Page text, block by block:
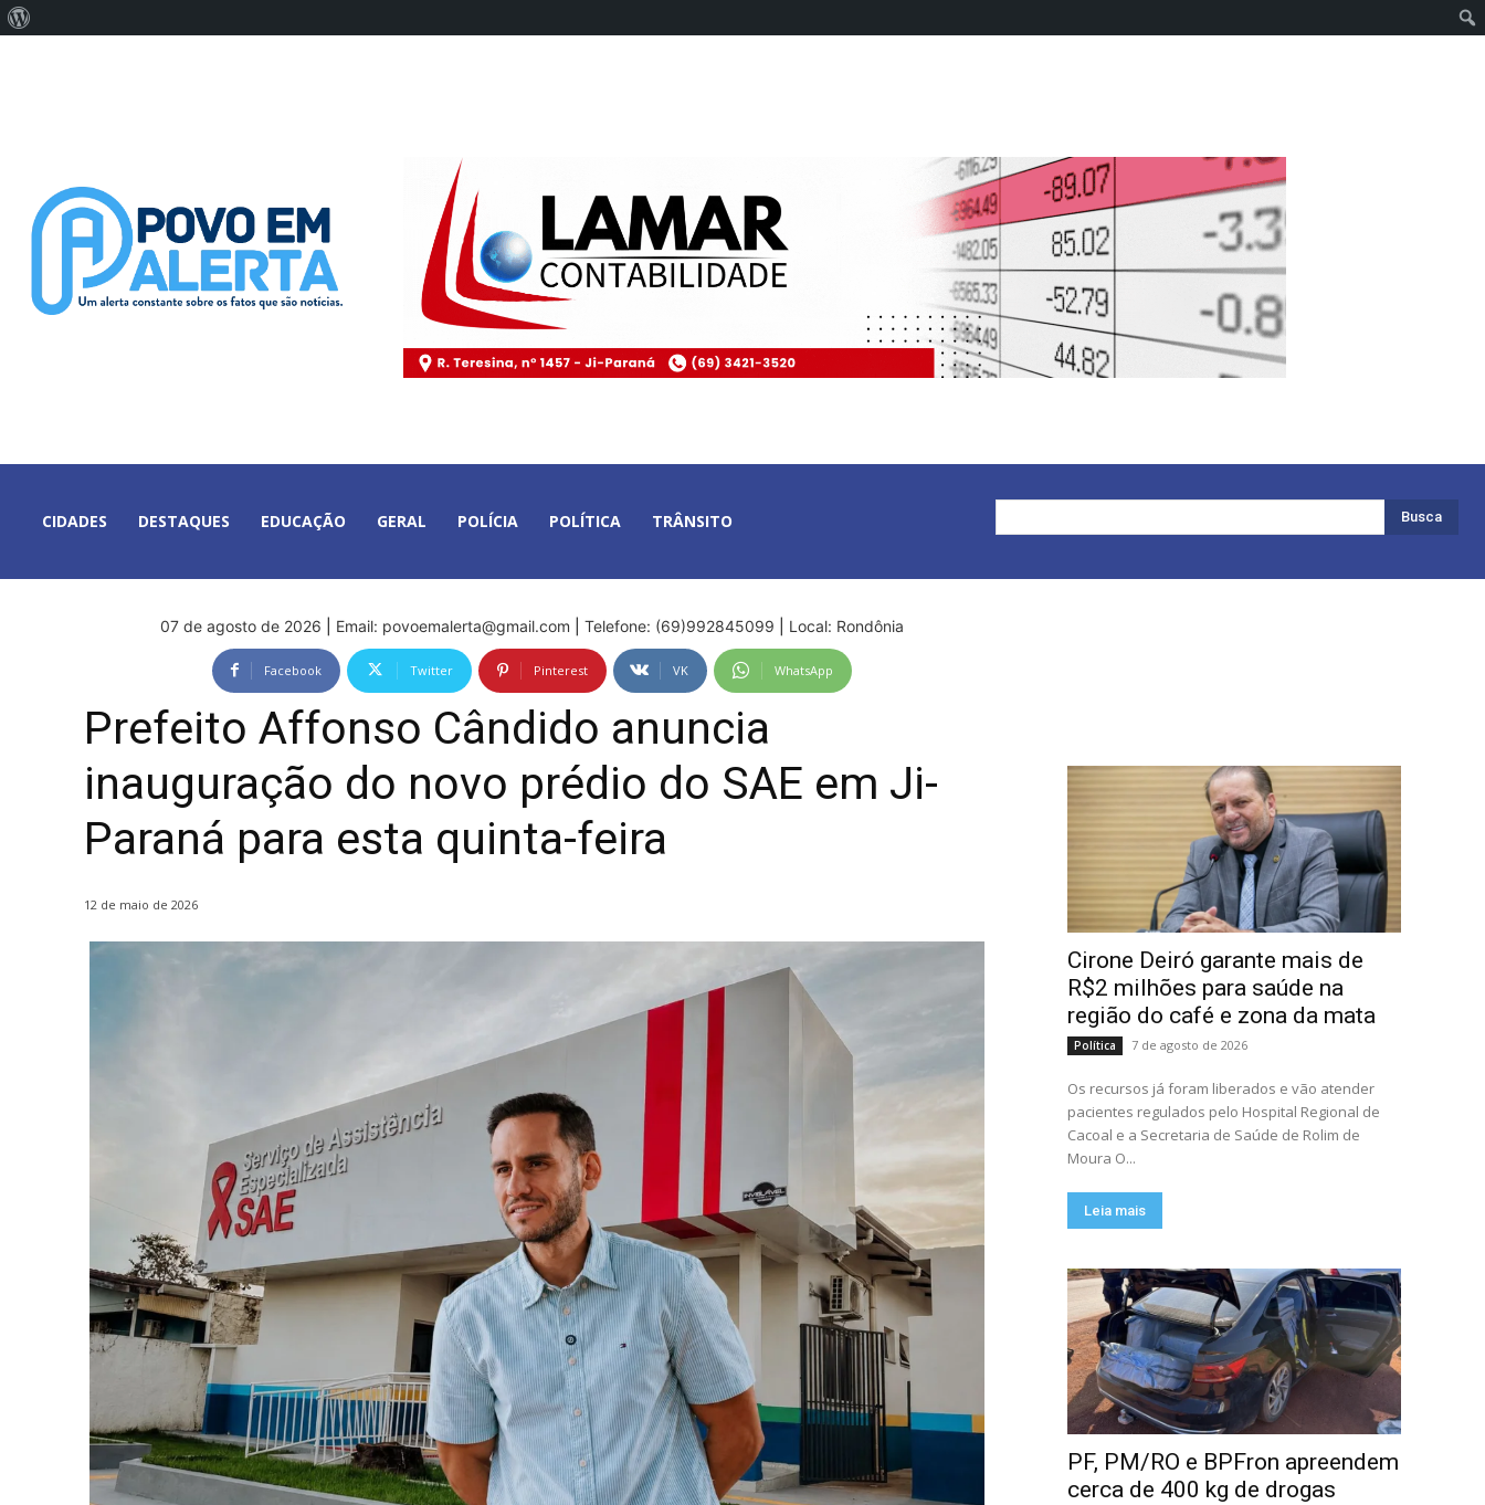
CIDADES DESTAQUES EDUCAÇÃO GERAL POLÍCIA POLÍTICA TRÂNSITO Busca
07 de agosto de 2026 Email: povoemalerta@gmail.com Telefone: (69)992845099 Local: Rondônia
Facebook Twitter Pinterest VK WhatsApp
Prefeito Affonso Cândido anuncia
inauguração do novo prédio do SAE em Ji-
Paraná para esta quinta-feira
12 de maio de 2026
Cirone Deiró garante mais de
R$2 milhões para saúde na
região do café e zona da mata
Política 7 de agosto de 2026
Os recursos já foram liberados e vão atender
pacientes regulados pelo Hospital Regional de
Cacoal e a Secretaria de Saúde de Rolim de
Moura O...
Leia mais
PF, PM/RO e BPFron apreendem
cerca de 400 kg de drogas